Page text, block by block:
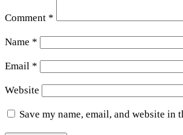
Comment *
Name *
Email *
Website
Save my name, email, and website